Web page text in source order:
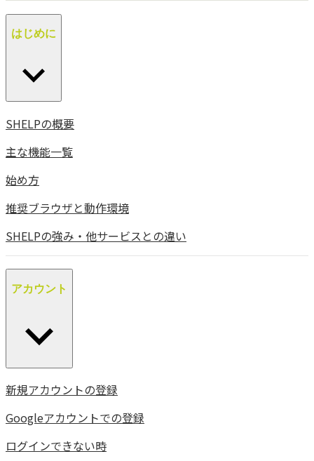
はじめに
SHELPの概要
主な機能一覧
始め方
推奨ブラウザと動作環境
SHELPの強み・他サービスとの違い
アカウント
新規アカウントの登録
Googleアカウントでの登録
ログインできない時